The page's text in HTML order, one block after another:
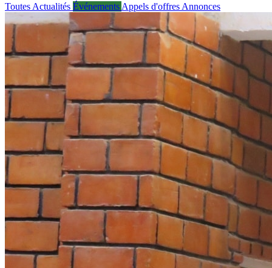
Toutes Actualités Événements Appels d'offres Annonces